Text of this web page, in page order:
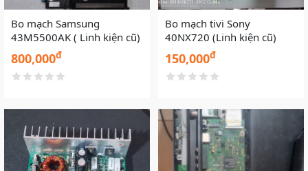
Bo mạch Samsung
43M5500AK ( Linh kiện cũ)
800,000đ
Bo mạch tivi Sony
40NX720 (Linh kiện cũ)
150,000đ